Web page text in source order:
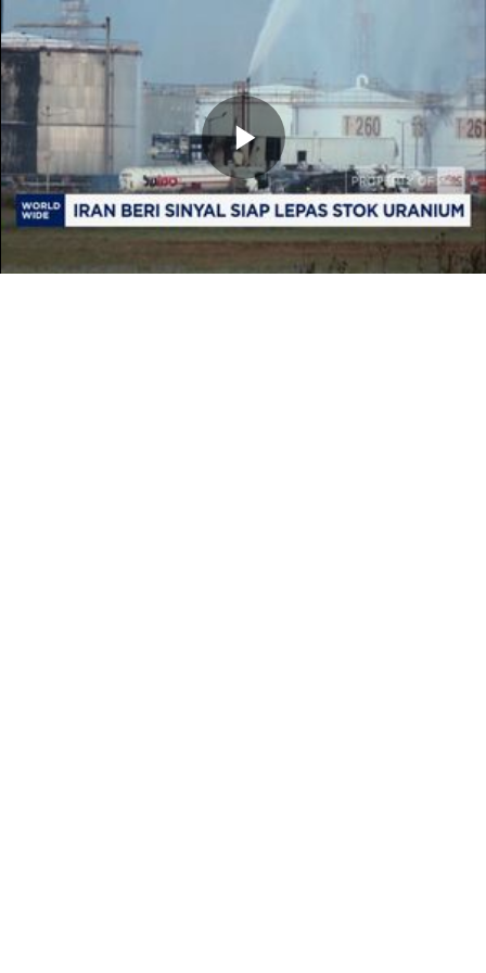
Memutarkan
Video